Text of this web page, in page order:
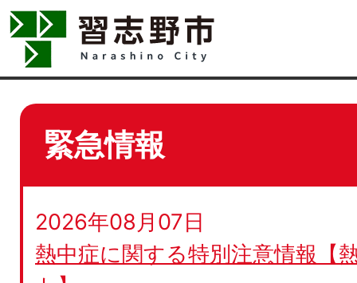
緊急情報
2026年08月07日
熱中症に関する特別注意情報【